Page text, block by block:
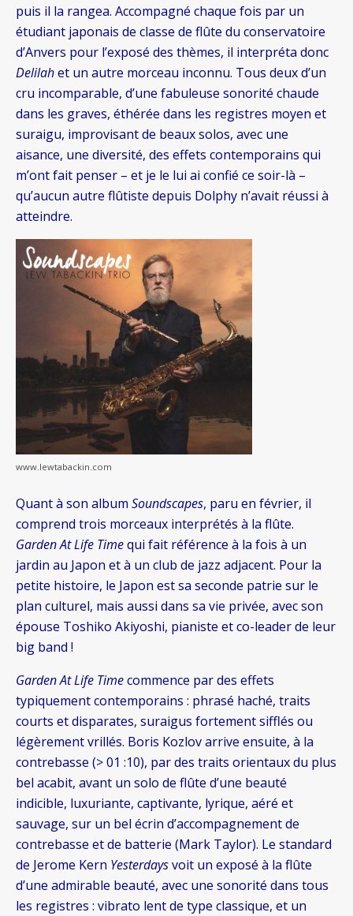
puis il la rangea. Accompagné chaque fois par un
étudiant japonais de classe de flûte du conservatoire
d’Anvers pour l’exposé des thèmes, il interpréta donc
Delilahet un autre morceau inconnu. Tous deux d’un
cru incomparable, d’une fabuleuse sonorité chaude
dans les graves, éthérée dans les registres moyen et
suraigu, improvisant de beaux solos, avec une
aisance, une diversité, des effets contemporains qui
m’ont fait penser – et je le lui ai confié ce soir-là –
qu’aucun autre flûtiste depuis Dolphy n’avait réussi à
atteindre.
www.lewtabackin.com
Quant à son album Soundscapes, paru en février, il
comprend trois morceaux interprétés à la flûte.
Garden At Life Timequi fait référence à la fois à un
jardin au Japon et à un club de jazz adjacent. Pour la
petite histoire, le Japon est sa seconde patrie sur le
plan culturel, mais aussi dans sa vie privée, avec son
épouse Toshiko Akiyoshi, pianiste et co-leader de leur
big band !
Garden At Life Timecommence par des effets
typiquement contemporains : phrasé haché, traits
courts et disparates, suraigus fortement sifflés ou
légèrement vrillés. Boris Kozlov arrive ensuite, à la
contrebasse (> 01 :10), par des traits orientaux du plus
bel acabit, avant un solo de flûte d’une beauté
indicible, luxuriante, captivante, lyrique, aéré et
sauvage, sur un bel écrin d’accompagnement de
contrebasse et de batterie (Mark Taylor). Le standard
de Jerome Kern Yesterdaysvoit un exposé à la flûte
d’une admirable beauté, avec une sonorité dans tous
les registres : vibrato lent de type classique, et un